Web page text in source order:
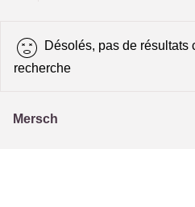
Désolés, pas de résultats
recherche
Mersch